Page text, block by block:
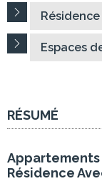
Espaces
RÉSUMÉ
Appartements
Résidence